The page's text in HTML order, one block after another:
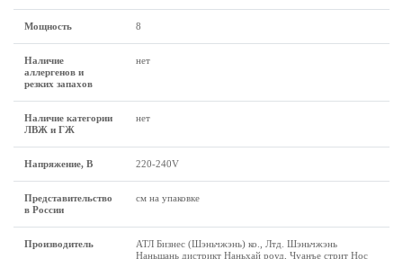
Мощность 8
Наличие
аллергенов и
резких запахов
нет
Наличие категории
ЛВЖ и ГЖ
нет
Напряжение, В 220-240V
Представительство
в России
см на упаковке
Производитель
АТЛ Бизнес (Шэньчжэнь) ко., Лтд. Шэньчжэнь
Наньшань дистрикт Наньхай роуд, Чуанъе стрит Нос